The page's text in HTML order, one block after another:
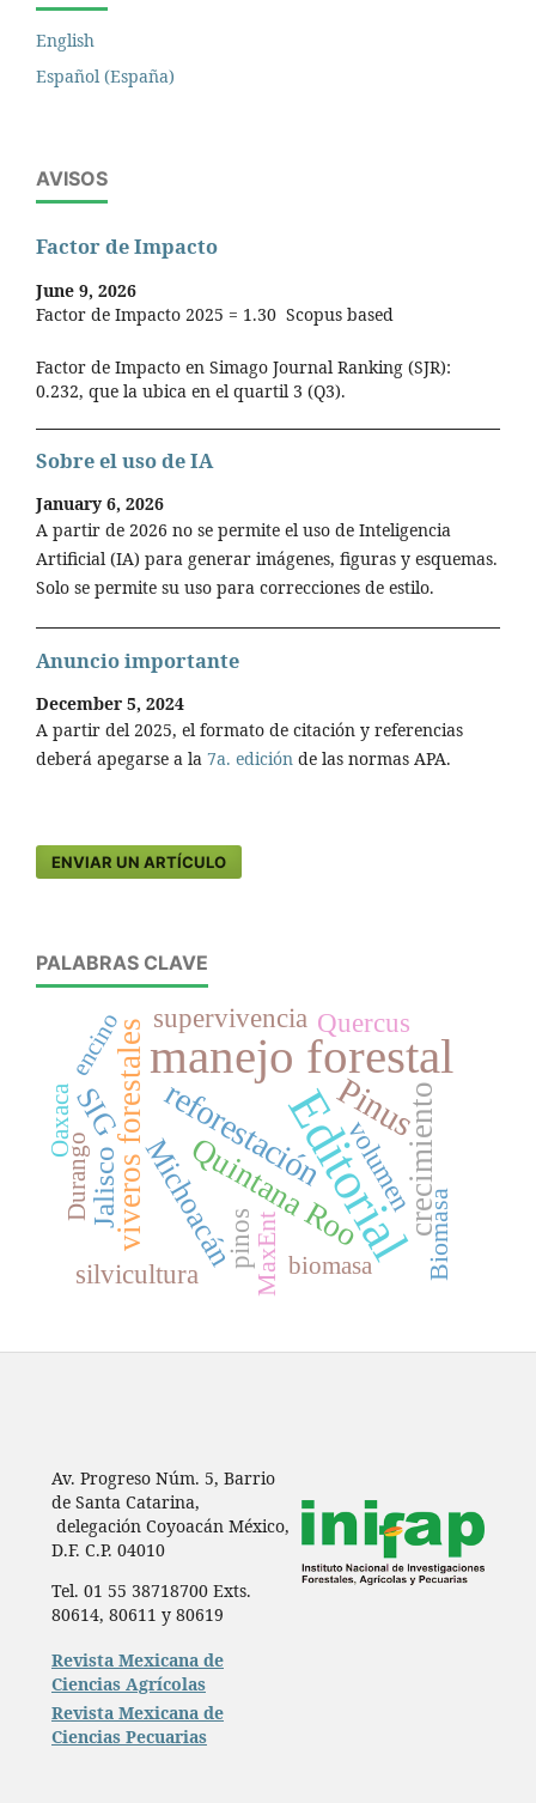
English
Español (España)
AVISOS
Factor de Impacto
June 9, 2026
Factor de Impacto 2025 = 1.30 Scopus based
Factor de Impacto en Simago Journal Ranking (SJR):
0.232, que la ubica en el quartil 3 (Q3).
Sobre el uso de IA
January 6, 2026
A partir de 2026 no se permite el uso de Inteligencia
Artificial (IA) para generar imágenes, figuras y esquemas.
Solo se permite su uso para correcciones de estilo.
Anuncio importante
December 5, 2024
A partir del 2025, el formato de citación y referencias
deberá apegarse a la 7a. edición de las normas APA.
ENVIAR UN ARTÍCULO
PALABRAS CLAVE
Editorial
manejo forestal
Pinus
reforestación
viveros forestales crecimiento
Quintana Roo
Michoacán
SIG
Jalisco volumen
silvicultura
supervivencia
pinos
Quercus
MaxEnt Biomasa
Durango
Oaxaca
biomasa
encino
Av. Progreso Núm. 5, Barrio
de Santa Catarina,
delegación Coyoacán México,
D.F. C.P. 04010
Tel. 01 55 38718700 Exts.
80614, 80611 y 80619
Revista Mexicana de
Ciencias Agrícolas
Revista Mexicana de
Ciencias Pecuarias